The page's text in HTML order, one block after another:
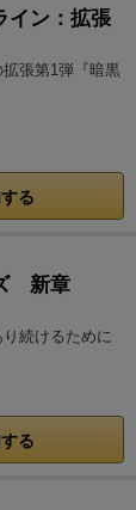
イン：拡張
張第1弾『暗黒
る
新章
続けるために
る